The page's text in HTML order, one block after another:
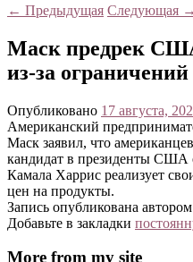
← Предыдущая Следующая →
Маск предрек
из-за
Опубликовано 17 августа,
Американский
Маск заявил, что
кандидат в президенты США
Камала Харрис реализует
цен на продукты.
Запись опубликована автором
Добавьте в закладки
More from my site